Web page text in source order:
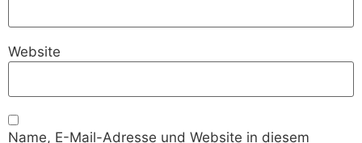
Website
Name, E-Mail-Adresse und Website in diesem